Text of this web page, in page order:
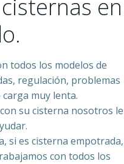
en
todos los modelos de
regulación, problemas
muy lenta.
su cisterna nosotros le
si es cisterna empotrada,
con todos los